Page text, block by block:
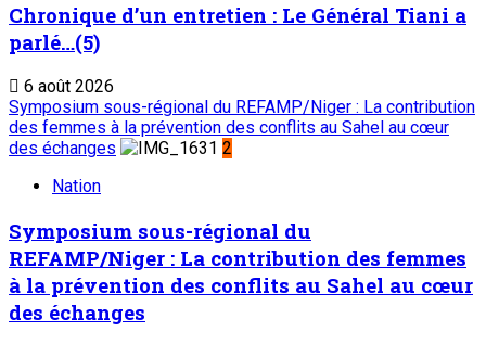
Chronique d’un entretien : Le Général Tiani a
parlé…(5)
6 août 2026
Symposium sous-régional du REFAMP/Niger : La contribution
des femmes à la prévention des conflits au Sahel au cœur
des échanges
2
Nation
Symposium sous-régional du
REFAMP/Niger : La contribution des femmes
à la prévention des conflits au Sahel au cœur
des échanges